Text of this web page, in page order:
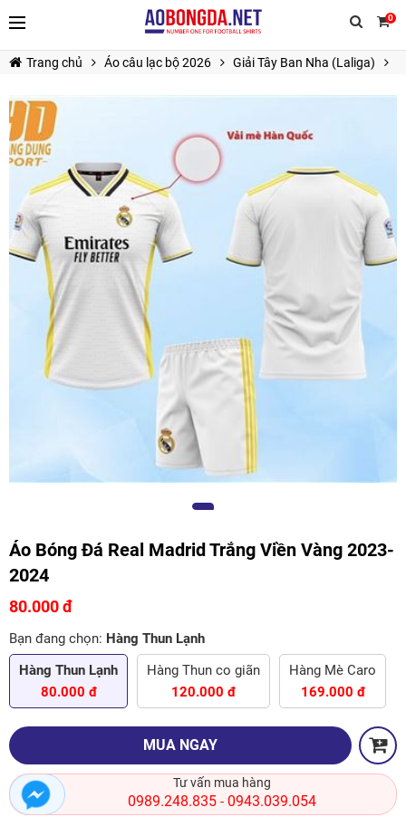
0
TIẾP TỤC MUA HÀNG
Trang chủ Áo câu lạc bộ 2026 Giải Tây Ban Nha (Laliga)
Áo Bóng Đá Real Madrid Trắng Viền Vàng 2023-
2024
80.000 đ
Bạn đang chọn: Hàng Thun Lạnh
Hàng Thun Lạnh
80.000 đ
Hàng Thun co giãn
120.000 đ
Hàng Mè Caro
169.000 đ
MUA NGAY
Tư vấn mua hàng
0989.248.835- 0943.039.054